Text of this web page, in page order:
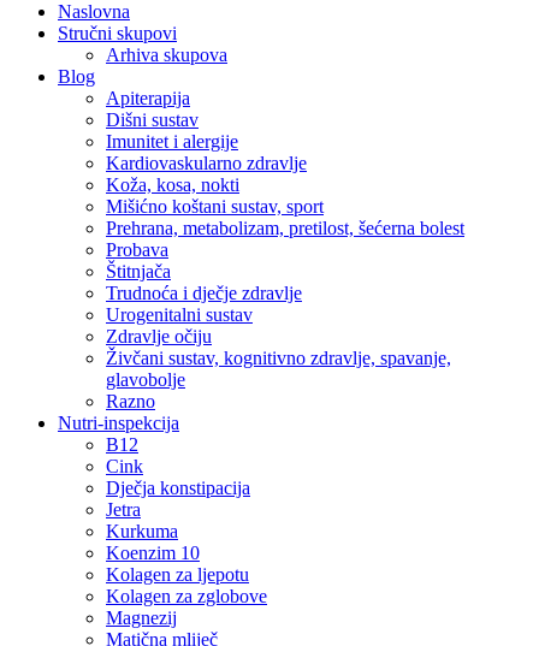
Naslovna
Stručni skupovi
Arhiva skupova
Blog
Apiterapija
Dišni sustav
Imunitet i alergije
Kardiovaskularno zdravlje
Koža, kosa, nokti
Mišićno koštani sustav, sport
Prehrana, metabolizam, pretilost, šećerna bolest
Probava
Štitnjača
Trudnoća i dječje zdravlje
Urogenitalni sustav
Zdravlje očiju
Živčani sustav, kognitivno zdravlje, spavanje,
glavobolje
Razno
Nutri-inspekcija
B12
Cink
Dječja konstipacija
Jetra
Kurkuma
Koenzim 10
Kolagen za ljepotu
Kolagen za zglobove
Magnezij
Matična mliječ